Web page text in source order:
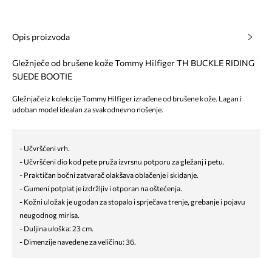
Opis proizvoda
Gležnječe od brušene kože Tommy Hilfiger TH BUCKLE RIDING
SUEDE BOOTIE
Gležnjače iz kolekcije Tommy Hilfiger izrađene od brušene kože. Lagan i
udoban model idealan za svakodnevno nošenje.
- Učvršćeni vrh.
- Učvršćeni dio kod pete pruža izvrsnu potporu za gležanj i petu.
- Praktičan bočni zatvarač olakšava oblačenje i skidanje.
- Gumeni potplat je izdržljiv i otporan na oštećenja.
- Kožni uložak je ugodan za stopalo i sprječava trenje, grebanje i pojavu
neugodnog mirisa.
- Duljina uloška: 23 cm.
- Dimenzije navedene za veličinu: 36.